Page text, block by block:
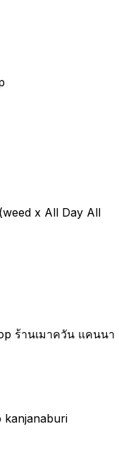
x All Day All
ร้านเมาควัน แคนนา
kanjanaburi